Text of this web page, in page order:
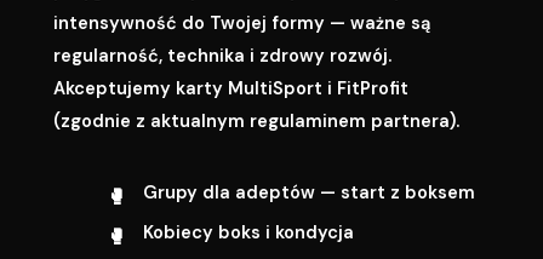
intensywność do Twojej formy — ważne są
regularność, technika i zdrowy rozwój.
Akceptujemy karty MultiSport i FitProfit
(zgodnie z aktualnym regulaminem partnera).
Grupy dla adeptów — start z boksem
Kobiecy boks i kondycja